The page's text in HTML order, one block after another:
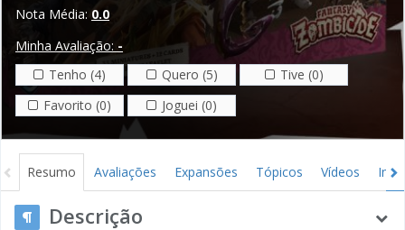
Nota Média: 0.0
Minha Avaliação: -
Tenho (4)
Quero (5)
Tive (0)
Favorito (0)
Joguei (0)
Resumo Avaliações Expansões Tópicos Vídeos
Descrição